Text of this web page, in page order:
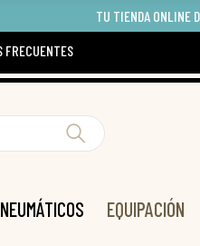
TU TIENDA ONLINE
FRECUENTES
NEUMÁTICOS EQUIPACIÓN